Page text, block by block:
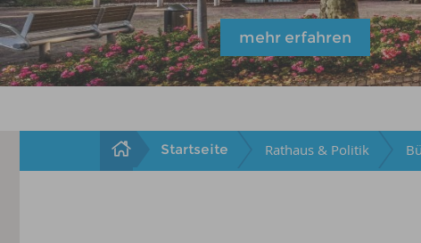
mehr erfahren
Startseite Rathaus & Politik